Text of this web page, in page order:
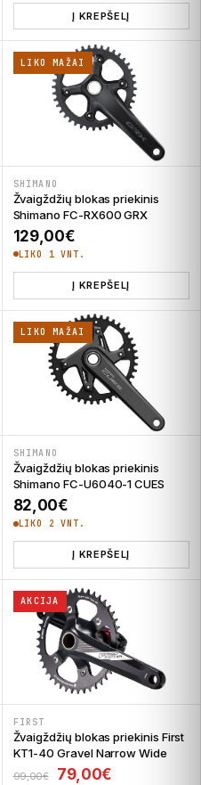
Į KREPŠELĮ
LIKO MAŽAI
SHIMANO
Žvaigždžių blokas priekinis
Shimano FC-RX600 GRX
129,00€
LIKO 1 VNT.
Į KREPŠELĮ
LIKO MAŽAI
SHIMANO
Žvaigždžių blokas priekinis
Shimano FC-U6040-1 CUES
82,00€
LIKO 2 VNT.
Į KREPŠELĮ
is: 79,99€.
AKCIJA
FIRST
Žvaigždžių blokas priekinis First
KT1-40 Gravel Narrow Wide
99,00€ Original price was:
79,00€